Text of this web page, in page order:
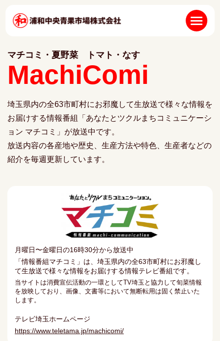
マチコミ・夏野菜 トマト・なす
MachiComi
埼玉県内の全63市町村にお邪魔して生放送で様々な情報を
お届けする情報番組「あなたとツクルまちコミュニケーシ
ョン マチコミ」が放送中です。
放送内容の各産地や歴史、生産方法や特色、生産者などの
紹介を毎週更新しています。
月曜日〜金曜日の16時30分から放送中
「情報番組マチコミ」は、埼玉県内の全63市町村にお邪魔し
て生放送で様々な情報をお届けする情報テレビ番組です。
当サイトは消費宣伝活動の一環としてTV埼玉と協力して旬菜情報
を放映しており、画像、文書等において無断転用は固く禁止いた
します。
テレビ埼玉ホームページ
https://www.teletama.jp/machicomi/